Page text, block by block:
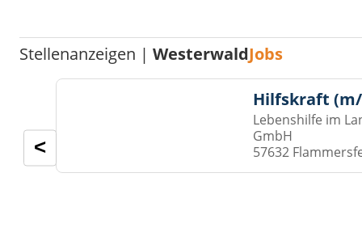
Stellenanzeigen |WesterwaldJobs
Hilfskraft
Lebenshilfe im
GmbH
57632
<